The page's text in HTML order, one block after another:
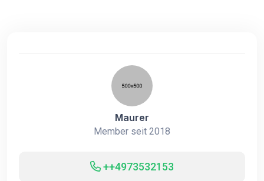
Maurer
Member seit 2018
++4973532153